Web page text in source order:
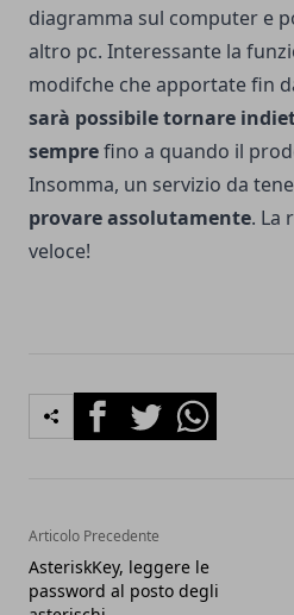
diagramma sul computer e
altro pc. Interessante la
modifche che apportate fin
sarà possibile tornare
semprefino a quando il
Insomma, un servizio da
provare assolutamente. La
veloce!
FacebookTwitterWhatsapp
Articolo Precedente
AsteriskKey, leggere le
password al posto degli